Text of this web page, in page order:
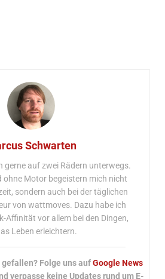
Schwarten
gerne auf zwei Rädern unterwegs.
ohne Motor begeistern mich nicht
sondern auch bei der täglichen
von wattmoves. Dazu habe ich
Affinität vor allem bei den Dingen,
Leben erleichtern.
Folge uns aufGoogle News
verpasse keine Updates rund um E-